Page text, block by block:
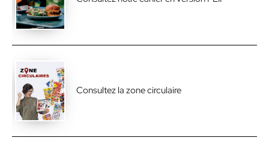
Consultez la zone circulaire